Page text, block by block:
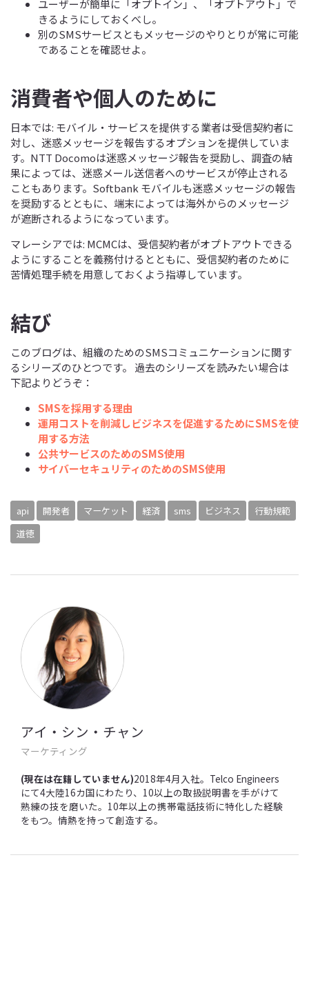
ユーザーが簡単に「オプトイン」、「オプトアウト」で
きるようにしておくべし。
別のSMSサービスともメッセージのやりとりが常に可能
であることを確認せよ。
消費者や個人のために
日本では: モバイル・サービスを提供する業者は受信契約者に
対し、迷惑メッセージを報告するオプションを提供していま
す。NTT Docomoは迷惑メッセージ報告を奨励し、調査の結
果によっては、迷惑メール送信者へのサービスが停止される
こともあります。Softbank モバイルも迷惑メッセージの報告
を奨励するとともに、端末によっては海外からのメッセージ
が遮断されるようになっています。
マレーシアでは: MCMCは、受信契約者がオプトアウトできる
ようにすることを義務付けるとともに、受信契約者のために
苦情処理手続を用意しておくよう指導しています。
結び
このブログは、組織のためのSMSコミュニケーションに関す
るシリーズのひとつです。 過去のシリーズを読みたい場合は
下記よりどうぞ：
SMSを採用する理由
運用コストを削減しビジネスを促進するためにSMSを使
用する方法
公共サービスのためのSMS使用
サイバーセキュリティのためのSMS使用
api 開発者 マーケット 経済 sms ビジネス
行動規範
道徳
アイ・シン・チャン
マーケティング
(現在は在籍していません)2018年4月入社。Telco Engineers
にて4大陸16カ国にわたり、10以上の取扱説明書を手がけて
熟練の技を磨いた。10年以上の携帯電話技術に特化した経験
をもつ。情熱を持って創造する。